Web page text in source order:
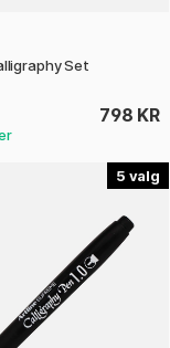
Set
798 KR
5